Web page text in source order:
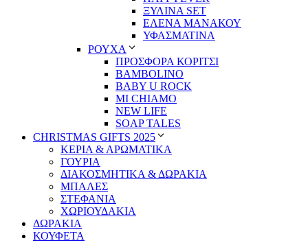
ΞΥΛΙΝΑ SET
ΕΛΕΝΑ ΜΑΝΑΚΟΥ
ΥΦΑΣΜΑΤΙΝΑ
ΡΟΥΧΑ
ΠΡΟΣΦΟΡΑ ΚΟΡΙΤΣΙ
BAMBOLINO
BABY U ROCK
MI CHIAMO
NEW LIFE
SOAP TALES
CHRISTMAS GIFTS 2025
ΚΕΡΙΑ & ΑΡΩΜΑΤΙΚΑ
ΓΟΥΡΙΑ
ΔΙΑΚΟΣΜΗΤΙΚΑ & ΔΩΡΑΚΙΑ
ΜΠΑΛΕΣ
ΣΤΕΦΑΝΙΑ
ΧΩΡΙΟΥΔΑΚΙΑ
ΔΩΡΑΚΙΑ
ΚΟΥΦΕΤΑ